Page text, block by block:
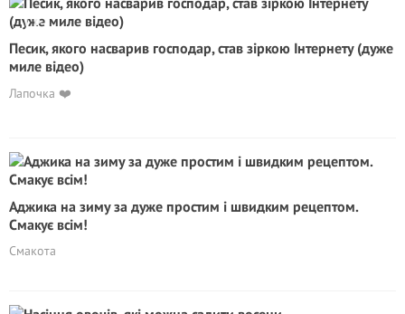
Песик, якого насварив господар, став зіркою Інтернету (дуже
миле відео)
Лапочка ❤️
Аджика на зиму за дуже простим і швидким рецептом.
Смакує всім!
Смакота